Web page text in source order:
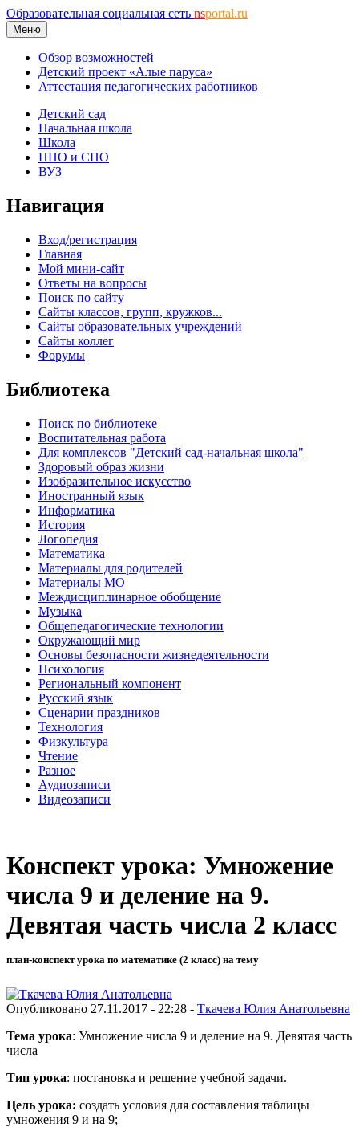
Образовательная социальная сеть nsportal.ru
Меню
Обзор возможностей
Детский проект «Алые паруса»
Аттестация педагогических работников
Детский сад
Начальная школа
Школа
НПО и СПО
ВУЗ
Навигация
Вход/регистрация
Главная
Мой мини-сайт
Ответы на вопросы
Поиск по сайту
Сайты классов, групп, кружков...
Сайты образовательных учреждений
Сайты коллег
Форумы
Библиотека
Поиск по библиотеке
Воспитательная работа
Для комплексов "Детский сад-начальная школа"
Здоровый образ жизни
Изобразительное искусство
Иностранный язык
Информатика
История
Логопедия
Математика
Материалы для родителей
Материалы МО
Междисциплинарное обобщение
Музыка
Общепедагогические технологии
Окружающий мир
Основы безопасности жизнедеятельности
Психология
Региональный компонент
Русский язык
Сценарии праздников
Технология
Физкультура
Чтение
Разное
Аудиозаписи
Видеозаписи
Конспект урока: Умножение
числа 9 и деление на 9.
Девятая часть числа 2 класс
план-конспект урока по математике (2 класс) на тему
Опубликовано 27.11.2017 - 22:28 - Ткачева Юлия Анатольевна
Тема урока: Умножение числа 9 и деление на 9. Девятая часть
числа
Тип урока: постановка и решение учебной задачи.
Цель урока: создать условия для составления таблицы
умножения 9 и на 9;